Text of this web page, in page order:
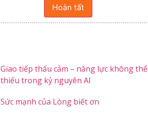
Hoàn tất
Giao tiếp thấu cảm – năng lực không thể
thiếu trong kỷ nguyên AI
Sức mạnh của Lòng biết ơn